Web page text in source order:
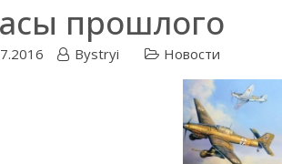
прошлого
Bystryi Новости